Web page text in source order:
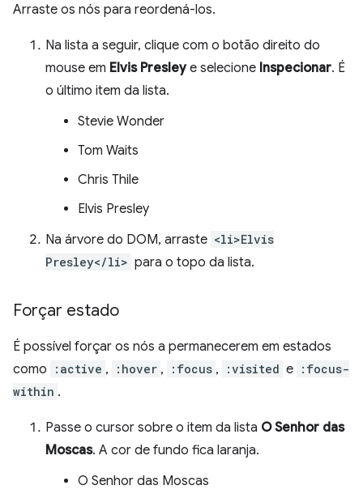
Arraste os nós para reordená-los.
Na lista a seguir, clique com o botão direito do
mouse em Elvis Presleye selecione Inspecionar. É
o último item da lista.
Stevie Wonder
Tom Waits
Chris Thile
Elvis Presley
Na árvore do DOM, arraste <li>Elvis
Presley</li> para o topo da lista.
Forçar estado
É possível forçar os nós a permanecerem em estados
como
:active , :hover , :focus , :visited e :focus-
within .
Passe o cursor sobre o item da lista O Senhor das
Moscas. A cor de fundo fica laranja.
O Senhor das Moscas